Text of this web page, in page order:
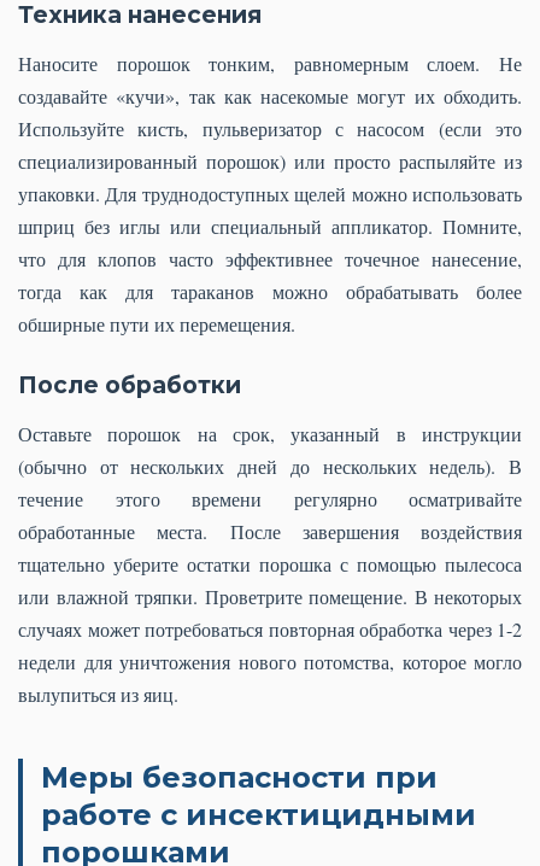
Техника нанесения
Наносите порошок тонким, равномерным слоем. Не
создавайте «кучи», так как насекомые могут их обходить.
Используйте кисть, пульверизатор с насосом (если это
специализированный порошок) или просто распыляйте из
упаковки. Для труднодоступных щелей можно использовать
шприц без иглы или специальный аппликатор. Помните,
что для клопов часто эффективнее точечное нанесение,
тогда как для тараканов можно обрабатывать более
обширные пути их перемещения.
После обработки
Оставьте порошок на срок, указанный в инструкции
(обычно от нескольких дней до нескольких недель). В
течение этого времени регулярно осматривайте
обработанные места. После завершения воздействия
тщательно уберите остатки порошка с помощью пылесоса
или влажной тряпки. Проветрите помещение. В некоторых
случаях может потребоваться повторная обработка через 1-2
недели для уничтожения нового потомства, которое могло
вылупиться из яиц.
Меры безопасности при
работе с инсектицидными
порошками